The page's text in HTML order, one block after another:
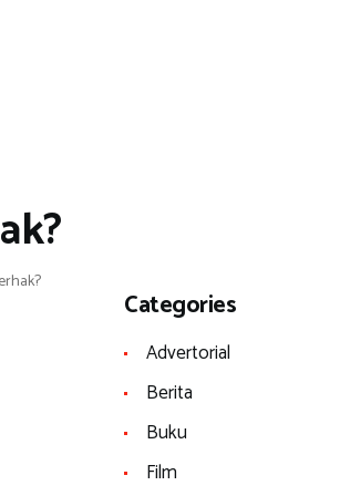
Categories
Advertorial
Berita
Buku
Film